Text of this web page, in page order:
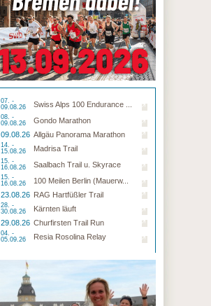
07. -
09.08.26
Swiss Alps 100 Endurance ...
08. -
09.08.26
Gondo Marathon
09.08.26 Allgäu Panorama Marathon
14. -
15.08.26
Madrisa Trail
15. -
16.08.26
Saalbach Trail u. Skyrace
15. -
16.08.26
100 Meilen Berlin (Mauerw...
23.08.26 RAG Hartfüßler Trail
28. -
30.08.26
Kärnten läuft
29.08.26 Churfirsten Trail Run
04. -
05.09.26
Resia Rosolina Relay